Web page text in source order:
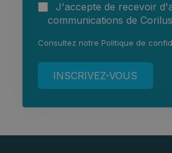
J'accepte de recevoir
communications de
Consultez notre Politique de